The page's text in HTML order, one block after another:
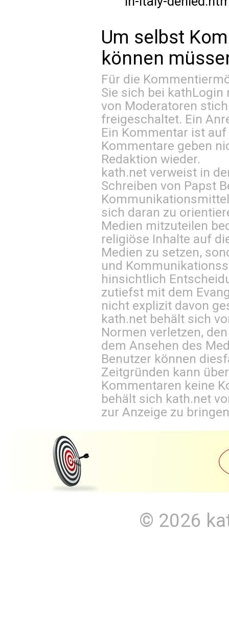
Um selbst
können
Für die
Sie sich bei kathLogin
von Moderatoren
freigeschaltet. Ein
Ein Kommentar ist
Kommentare geben
Redaktion wieder.
kath.net verweist in
Schreiben von Papst
sich daran zu
Medien mitzuteilen
religiöse Inhalte auf
Medien zu setzen,
und
hinsichtlich
zutiefst mit dem
nicht explizit davon
kath.net behält sich
Normen verletzen,
dem Ansehen des
Benutzer können
Zeitgründen kann
Kommentaren keine
behält sich kath.net
zur Anzeige zu
© 2026